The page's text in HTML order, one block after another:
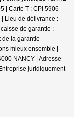
| Carte T : CPI 5906
Lieu de délivrance :
de garantie :
de la garantie
mieux ensemble |
NANCY | Adresse
juridiquement